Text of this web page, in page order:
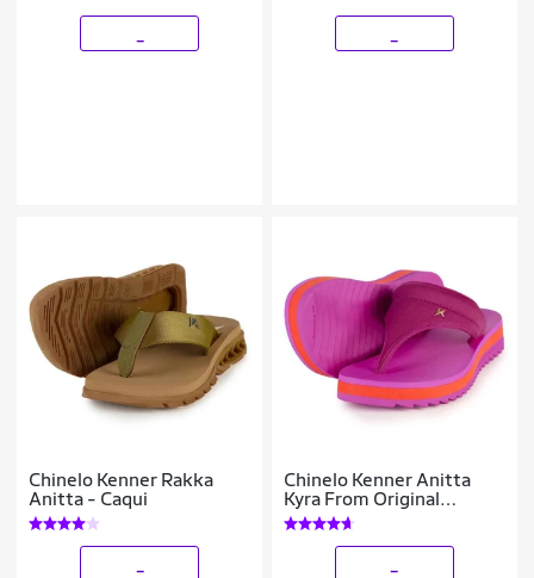
Chinelo Kenner Rakka
Anitta - Caqui
Chinelo Kenner Anitta
Kyra From Original
Feminino